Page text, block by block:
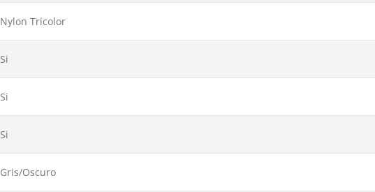
Nylon Tricolor
Si
Si
Si
Gris/Oscuro